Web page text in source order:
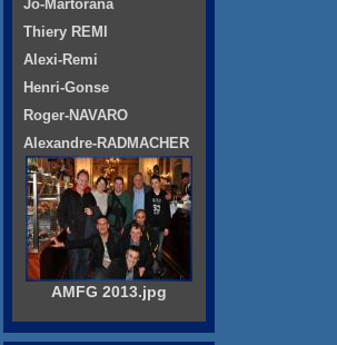
Jo-Martorana
Thiery REMI
Alexi-Remi
Henri-Gonse
Roger-NAVARO
Alexandre-RADMACHER
AMFG 2013.jpg